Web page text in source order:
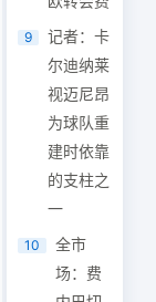
9
记者：卡
尔迪纳莱
视迈尼昂
为球队重
建时依靠
的支柱之
一
10
全市
场：费